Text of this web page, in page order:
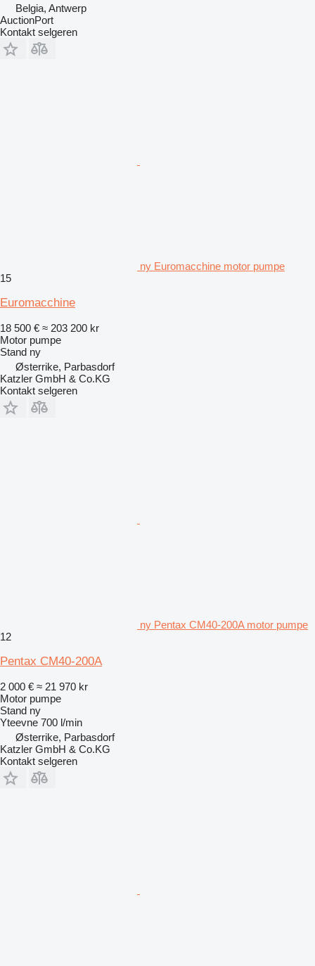
Belgia, Antwerp
AuctionPort
Kontakt selgeren
ny Euromacchine motor pumpe
15
Euromacchine
18 500 € ≈ 203 200 kr
Motor pumpe
Stand ny
Østerrike, Parbasdorf
Katzler GmbH & Co.KG
Kontakt selgeren
ny Pentax CM40-200A motor pumpe
12
Pentax CM40-200A
2 000 € ≈ 21 970 kr
Motor pumpe
Stand ny
Yteevne 700 l/min
Østerrike, Parbasdorf
Katzler GmbH & Co.KG
Kontakt selgeren